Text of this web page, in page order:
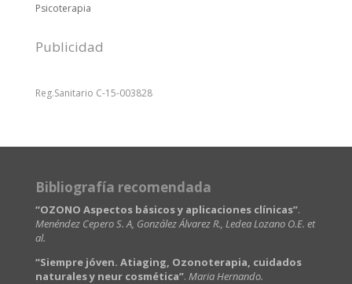
Psicoterapia
Publicidad
Reg.Sanitario C-15-003828
Bibliografía recomendada
“OZONO Aspectos básicos y aplicaciones clínicas”.
Menéndez Cepero S. A, González Álvarez R., Ledea Lozano O.E. et
al.
“Siempre jóven. Atiaging, Ozonoterapia, cuidados
naturales y neur cosmética”. Maria Hernando.